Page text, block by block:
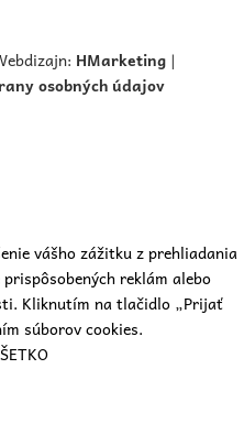
HMarketing |
osobných údajov
vášho zážitku z prehliadania
reklám alebo
Kliknutím na tlačidlo „Prijať
súborov cookies.